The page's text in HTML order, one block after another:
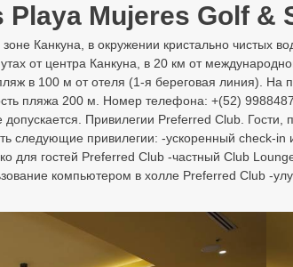
Mujeres Golf &
Канкуна, в окружении кристально
от центра Канкуна, в 20 км от
в 100 м от отеля (1-я береговая линия). На
пляжа 200 м. Номер телефона: +(52)
Привилегии Preferred Club.
следующие привилегии: -ускоренный check-
для гостей Preferred Club -частный Club
компьютером в холле Preferred Club -